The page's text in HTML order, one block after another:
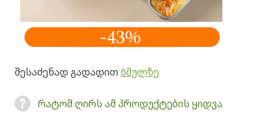
შესაძენად გადადით ბმულზე
რატომ ღირს ამ პროდუქტების ყიდვა